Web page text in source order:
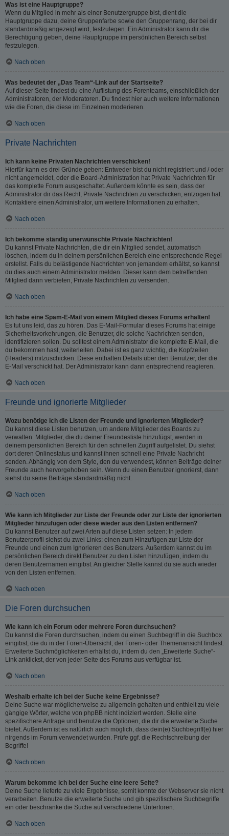
Was ist eine Hauptgruppe?
Wenn du Mitglied in mehr als einer Benutzergruppe bist, dient die
Hauptgruppe dazu, deine Gruppenfarbe sowie den Gruppenrang, der bei dir
standardmäßig angezeigt wird, festzulegen. Ein Administrator kann dir die
Berechtigung geben, deine Hauptgruppe im persönlichen Bereich selbst
festzulegen.
Nach oben
Was bedeutet der „Das Team“-Link auf der Startseite?
Auf dieser Seite findest du eine Auflistung des Forenteams, einschließlich der
Administratoren, der Moderatoren. Du findest hier auch weitere Informationen
wie die Foren, die diese im Einzelnen moderieren.
Nach oben
Private Nachrichten
Ich kann keine Privaten Nachrichten verschicken!
Hierfür kann es drei Gründe geben: Entweder bist du nicht registriert und / oder
nicht angemeldet, oder die Board-Administration hat Private Nachrichten für
das komplette Forum ausgeschaltet. Außerdem könnte es sein, dass der
Administrator dir das Recht, Private Nachrichten zu verschicken, entzogen hat.
Kontaktiere einen Administrator, um weitere Informationen zu erhalten.
Nach oben
Ich bekomme ständig unerwünschte Private Nachrichten!
Du kannst Private Nachrichten, die dir ein Mitglied sendet, automatisch
löschen, indem du in deinem persönlichen Bereich eine entsprechende Regel
erstellst. Falls du belästigende Nachrichten von jemandem erhältst, so kannst
du dies auch einem Administrator melden. Dieser kann dem betreffenden
Mitglied dann verbieten, Private Nachrichten zu versenden.
Nach oben
Ich habe eine Spam-E-Mail von einem Mitglied dieses Forums erhalten!
Es tut uns leid, das zu hören. Das E-Mail-Formular dieses Forums hat einige
Sicherheitsvorkehrungen, die Benutzer, die solche Nachrichten senden,
identifizieren sollen. Du solltest einem Administrator die komplette E-Mail, die
du bekommen hast, weiterleiten. Dabei ist es ganz wichtig, die Kopfzeilen
(Headers) mitzuschicken. Diese enthalten Details über den Benutzer, der die
E-Mail verschickt hat. Der Administrator kann dann entsprechend reagieren.
Nach oben
Freunde und ignorierte Mitglieder
Wozu benötige ich die Listen der Freunde und ignorierten Mitglieder?
Du kannst diese Listen benutzen, um andere Mitglieder des Boards zu
verwalten. Mitglieder, die du deiner Freundesliste hinzufügst, werden in
deinem persönlichen Bereich für den schnellen Zugriff aufgelistet. Du siehst
dort deren Onlinestatus und kannst ihnen schnell eine Private Nachricht
senden. Abhängig von dem Style, den du verwendest, können Beiträge deiner
Freunde auch hervorgehoben sein. Wenn du einen Benutzer ignorierst, dann
siehst du seine Beiträge standardmäßig nicht.
Nach oben
Wie kann ich Mitglieder zur Liste der Freunde oder zur Liste der ignorierten
Mitglieder hinzufügen oder diese wieder aus den Listen entfernen?
Du kannst Benutzer auf zwei Arten auf diese Listen setzen: In jedem
Benutzerprofil siehst du zwei Links: einen zum Hinzufügen zur Liste der
Freunde und einen zum Ignorieren des Benutzers. Außerdem kannst du im
persönlichen Bereich direkt Benutzer zu den Listen hinzufügen, indem du
deren Benutzernamen eingibst. An gleicher Stelle kannst du sie auch wieder
von den Listen entfernen.
Nach oben
Die Foren durchsuchen
Wie kann ich ein Forum oder mehrere Foren durchsuchen?
Du kannst die Foren durchsuchen, indem du einen Suchbegriff in die Suchbox
eingibst, die du in der Foren-Übersicht, der Foren- oder Themenansicht findest.
Erweiterte Suchmöglichkeiten erhältst du, indem du den „Erweiterte Suche“-
Link anklickst, der von jeder Seite des Forums aus verfügbar ist.
Nach oben
Weshalb erhalte ich bei der Suche keine Ergebnisse?
Deine Suche war möglicherweise zu allgemein gehalten und enthielt zu viele
gängige Wörter, welche von phpBB nicht indiziert werden. Stelle eine
spezifischere Anfrage und benutze die Optionen, die dir die erweiterte Suche
bietet. Außerdem ist es natürlich auch möglich, dass dein(e) Suchbegriff(e) hier
nirgends im Forum verwendet wurden. Prüfe ggf. die Rechtschreibung der
Begriffe!
Nach oben
Warum bekomme ich bei der Suche eine leere Seite?
Deine Suche lieferte zu viele Ergebnisse, somit konnte der Webserver sie nicht
verarbeiten. Benutze die erweiterte Suche und gib spezifischere Suchbegriffe
ein oder beschränke die Suche auf verschiedene Unterforen.
Nach oben